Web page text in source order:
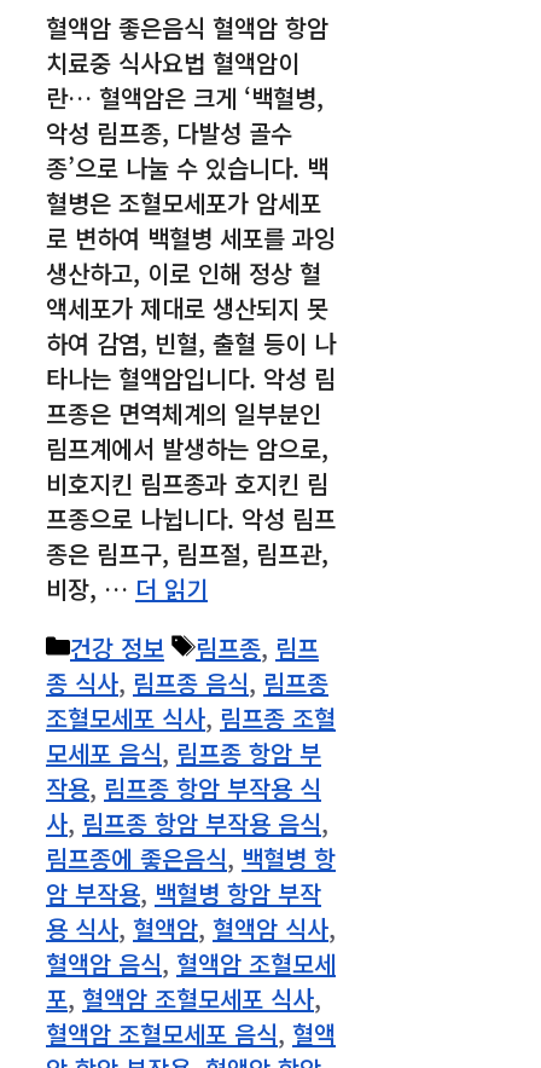
혈액암 좋은음식 혈액암 항암
치료중 식사요법 혈액암이
란… 혈액암은 크게 ‘백혈병,
악성 림프종, 다발성 골수
종’으로 나눌 수 있습니다. 백
혈병은 조혈모세포가 암세포
로 변하여 백혈병 세포를 과잉
생산하고, 이로 인해 정상 혈
액세포가 제대로 생산되지 못
하여 감염, 빈혈, 출혈 등이 나
타나는 혈액암입니다. 악성 림
프종은 면역체계의 일부분인
림프계에서 발생하는 암으로,
비호지킨 림프종과 호지킨 림
프종으로 나뉩니다. 악성 림프
종은 림프구, 림프절, 림프관,
비장, … 더 읽기
카
테
고
리
건강 정보
태
그
림프종, 림프
종 식사, 림프종 음식, 림프종
조혈모세포 식사, 림프종 조혈
모세포 음식, 림프종 항암 부
작용, 림프종 항암 부작용 식
사, 림프종 항암 부작용 음식,
림프종에 좋은음식, 백혈병 항
암 부작용, 백혈병 항암 부작
용 식사, 혈액암, 혈액암 식사,
혈액암 음식, 혈액암 조혈모세
포, 혈액암 조혈모세포 식사,
혈액암 조혈모세포 음식, 혈액